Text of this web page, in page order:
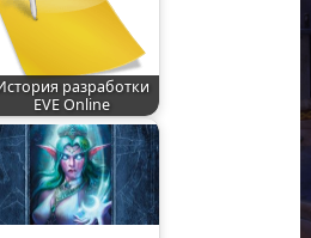
разработки
EVE Online